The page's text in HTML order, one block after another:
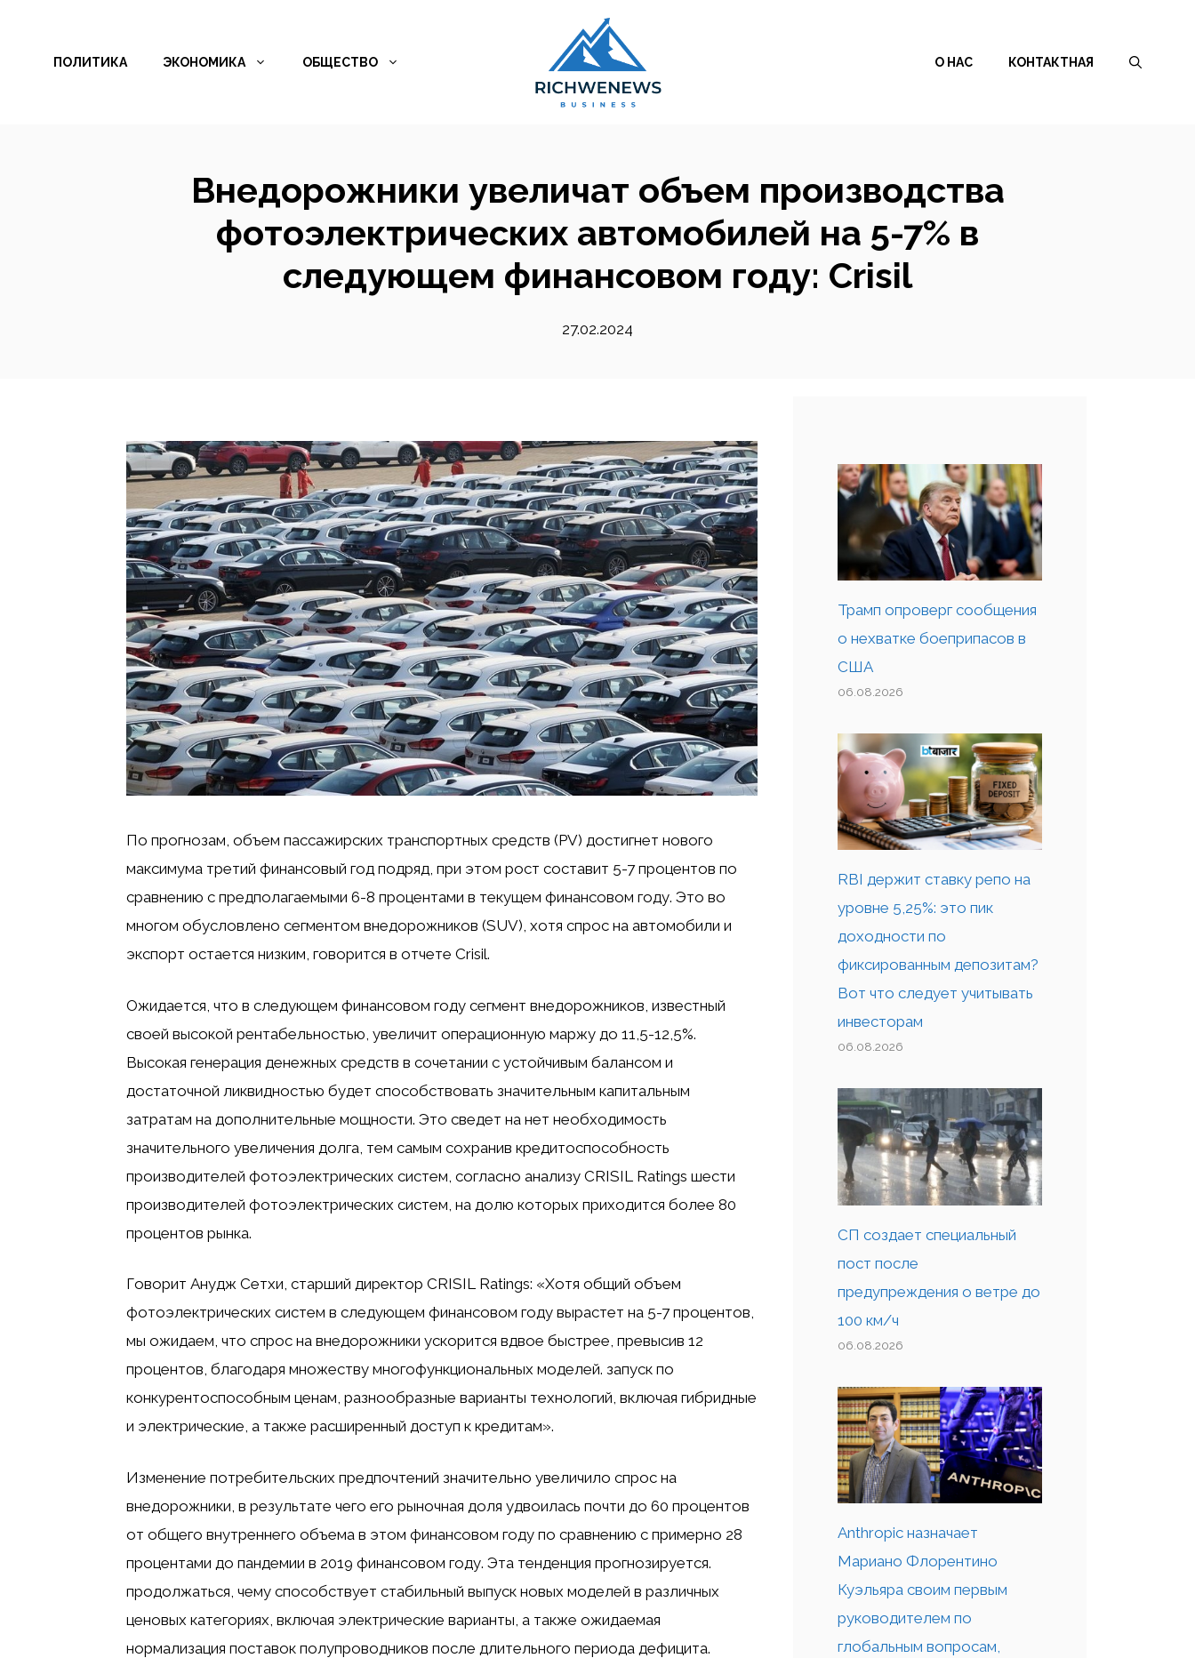
содержимому
ПОЛИТИКА ЭКОНОМИКА ОБЩЕСТВО О НАС КОНТАКТНАЯ
Внедорожники увеличат объем производства
фотоэлектрических автомобилей на 5-7% в
следующем финансовом году: Crisil
27.02.2024
По прогнозам, объем пассажирских транспортных средств (PV) достигнет нового
максимума третий финансовый год подряд, при этом рост составит 5-7 процентов по
сравнению с предполагаемыми 6-8 процентами в текущем финансовом году. Это во
многом обусловлено сегментом внедорожников (SUV), хотя спрос на автомобили и
экспорт остается низким, говорится в отчете Crisil.
Ожидается, что в следующем финансовом году сегмент внедорожников, известный
своей высокой рентабельностью, увеличит операционную маржу до 11,5-12,5%.
Высокая генерация денежных средств в сочетании с устойчивым балансом и
достаточной ликвидностью будет способствовать значительным капитальным
затратам на дополнительные мощности. Это сведет на нет необходимость
значительного увеличения долга, тем самым сохранив кредитоспособность
производителей фотоэлектрических систем, согласно анализу CRISIL Ratings шести
производителей фотоэлектрических систем, на долю которых приходится более 80
процентов рынка.
Говорит Анудж Сетхи, старший директор CRISIL Ratings: «Хотя общий объем
фотоэлектрических систем в следующем финансовом году вырастет на 5-7 процентов,
мы ожидаем, что спрос на внедорожники ускорится вдвое быстрее, превысив 12
процентов, благодаря множеству многофункциональных моделей. запуск по
конкурентоспособным ценам, разнообразные варианты технологий, включая гибридные
и электрические, а также расширенный доступ к кредитам».
Изменение потребительских предпочтений значительно увеличило спрос на
внедорожники, в результате чего его рыночная доля удвоилась почти до 60 процентов
от общего внутреннего объема в этом финансовом году по сравнению с примерно 28
процентами до пандемии в 2019 финансовом году. Эта тенденция прогнозируется.
продолжаться, чему способствует стабильный выпуск новых моделей в различных
ценовых категориях, включая электрические варианты, а также ожидаемая
нормализация поставок полупроводников после длительного периода дефицита.
Трамп опроверг сообщения
о нехватке боеприпасов в
США
06.08.2026
RBI держит ставку репо на
уровне 5,25%: это пик
доходности по
фиксированным депозитам?
Вот что следует учитывать
инвесторам
06.08.2026
СП создает специальный
пост после
предупреждения о ветре до
100 км/ч
06.08.2026
Anthropic назначает
Мариано Флорентино
Куэльяра своим первым
руководителем по
глобальным вопросам,